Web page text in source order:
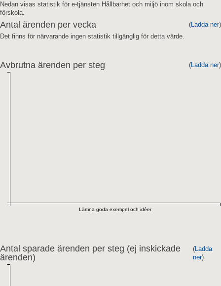
Nedan visas statistik för e-tjänsten Hållbarhet och miljö inom skola och
förskola.
Antal ärenden per vecka (Ladda ner)
Det finns för närvarande ingen statistik tillgänglig för detta värde.
Avbrutna ärenden per steg (Ladda ner)
Lämna goda exempel och idéer
Antal sparade ärenden per steg (ej inskickade
ärenden)
(Ladda
ner)